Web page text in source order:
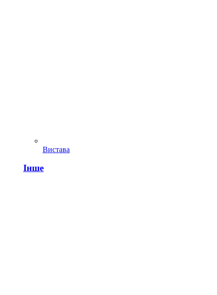
Вистава
Інше